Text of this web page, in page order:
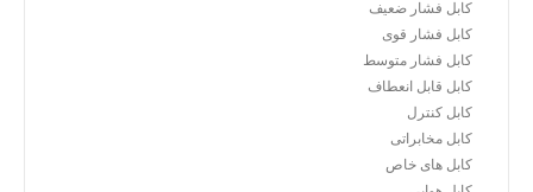
کابل فشار ضعیف
کابل فشار قوی
کابل فشار متوسط
کابل قابل انعطاف
کابل کنترل
کابل مخابراتی
کابل های خاص